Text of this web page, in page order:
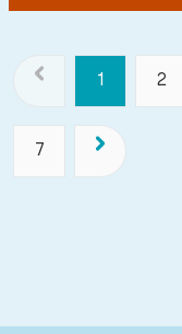
1 2
7